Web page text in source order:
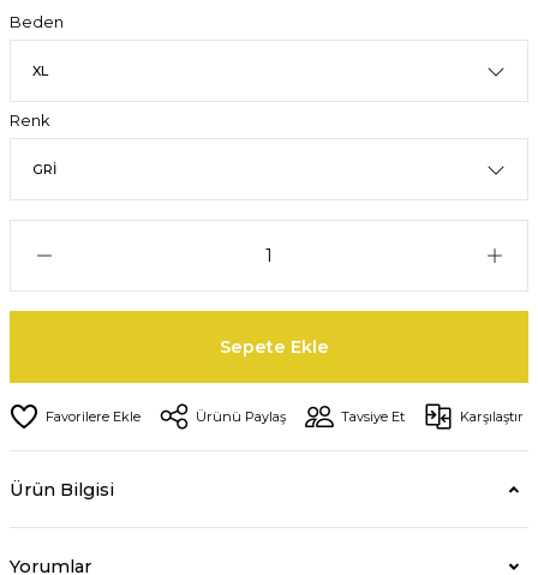
Beden
Renk
Sepete Ekle
Ürünü Paylaş Tavsiye Et Karşılaştır
Ürün Bilgisi
Yorumlar